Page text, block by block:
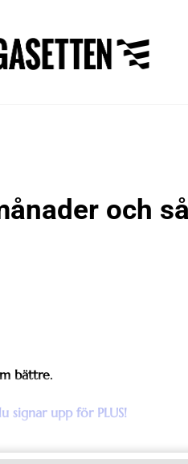
och
bättre.
signar upp för PLUS!